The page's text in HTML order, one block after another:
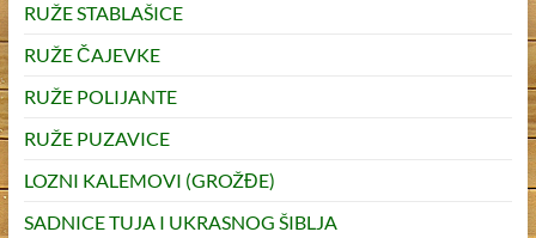
RUŽE STABLAŠICE
RUŽE ČAJEVKE
RUŽE POLIJANTE
RUŽE PUZAVICE
LOZNI KALEMOVI (GROŽĐE)
SADNICE TUJA I UKRASNOG ŠIBLJA